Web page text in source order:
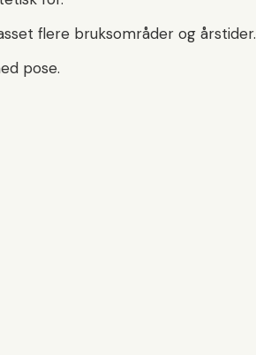
flere bruksområder og årstider.
pose.